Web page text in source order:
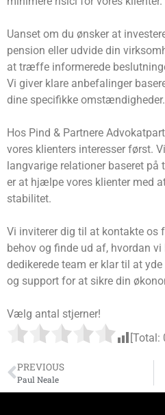
Uanset om du ønsker at
pension eller udvide din
at træffe informerede
Vi giver klare anbefalinger
dine specifikke omstændigheder.
Hos Pind & Partnere
vores klienters interesser først.
langvarige relationer baseret på
er at hjælpe vores klienter med
stabilitet.
Vi inviterer dig til at kontakte os
behov og finde ud af, hvordan
dedikerede team er klar til at
og support for at sikre din
Vælg antal stjerner!
[Total:
PREVIOUS
Paul Neale